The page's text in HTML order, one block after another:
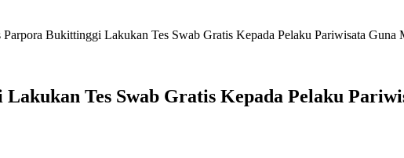
Parpora Bukittinggi Lakukan Tes Swab Gratis Kepada Pelaku Pariwisata
Tes Swab Gratis Kepada Pelaku